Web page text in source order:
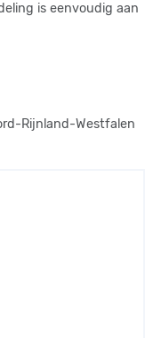
is eenvoudig aan
Rijnland-Westfalen